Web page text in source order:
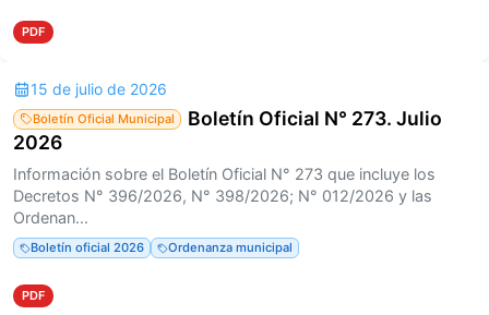
PDF
15 de julio de 2026
Boletín Oficial Municipal
Boletín Oficial N° 273. Julio
2026
Información sobre el Boletín Oficial N° 273 que incluye los
Decretos N° 396/2026, N° 398/2026; N° 012/2026 y las
Ordenan...
Boletín oficial 2026 Ordenanza municipal
PDF